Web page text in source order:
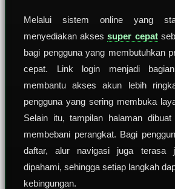
Melalui sistem online yang
menyediakan aksessuper cepat
bagi pengguna yang membutuhkan
cepat. Link login menjadi
membantu akses akun lebih
pengguna yang sering membuka
Selain itu, tampilan halaman
membebani perangkat. Bagi
daftar, alur navigasi juga terasa
dipahami, sehingga setiap langkah
kebingungan.